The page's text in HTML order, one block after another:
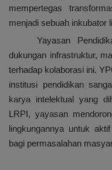
mempertegas
menjadi sebuah inkubator
Yayasan
dukungan infrastruktur,
terhadap kolaborasi ini.
institusi pendidikan
karya intelektual yang
LRPI, yayasan
lingkungannya untuk
bagi permasalahan